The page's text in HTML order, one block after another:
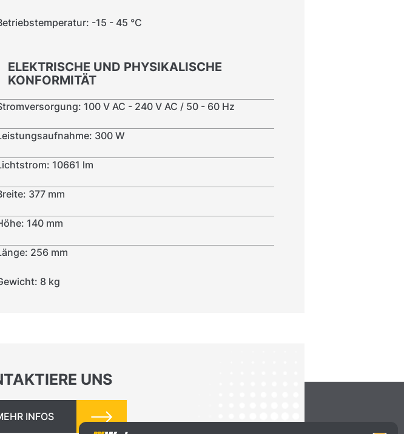
-15 - 45 °C
ELEKTRISCHE UND PHYSIKALISCHE
KONFORMITÄT
100 V AC - 240 V AC / 50 - 60 Hz
300 W
10661 lm
377 mm
140 mm
256 mm
8 kg
UNS
INFOS